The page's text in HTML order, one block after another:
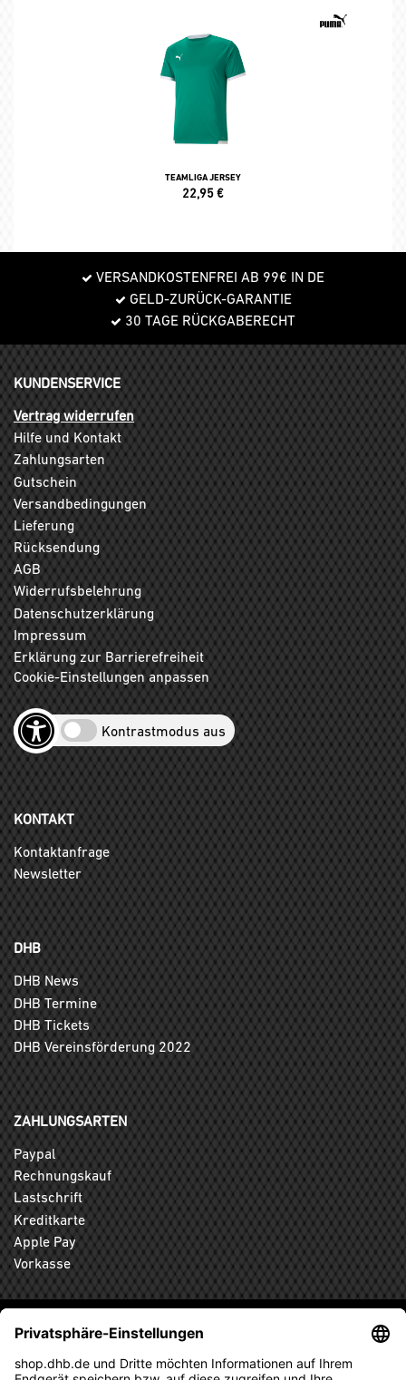
TEAMLIGA JERSEY
22,95€
VERSANDKOSTENFREI AB 99€ IN DE
GELD-ZURÜCK-GARANTIE
30 TAGE RÜCKGABERECHT
KUNDENSERVICE
Vertrag widerrufen
Hilfe und Kontakt
Zahlungsarten
Gutschein
Versandbedingungen
Lieferung
Rücksendung
AGB
Widerrufsbelehrung
Datenschutzerklärung
Impressum
Erklärung zur Barrierefreiheit
Cookie-Einstellungen anpassen
Kontrastmodus aus
KONTAKT
Kontaktanfrage
Newsletter
DHB
DHB News
DHB Termine
DHB Tickets
DHB Vereinsförderung 2022
ZAHLUNGSARTEN
Paypal
Rechnungskauf
Lastschrift
Kreditkarte
Apple Pay
Vorkasse
ABONNIEREN SIE DEN KOSTENLOSEN DHB-FANSHOP
NEWSLETTER UND VERPASSEN SIE KEINE NEUIGKEIT ODER
AKTION MEHR.